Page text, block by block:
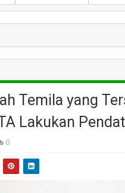
Temila yang
Lakukan
0